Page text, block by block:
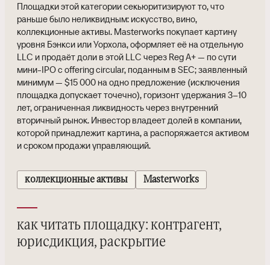
Площадки этой категории секьюритизируют то, что
раньше было неликвидным: искусство, вино,
коллекционные активы. Masterworks покупает картину
уровня Бэнкси или Уорхола, оформляет её на отдельную
LLC и продаёт доли в этой LLC через Reg A+ — по сути
мини-IPO с offering circular, поданным в SEC; заявленный
минимум — $15 000 на одно предложение (исключения
площадка допускает точечно), горизонт удержания 3–10
лет, ограниченная ликвидность через внутренний
вторичный рынок. Инвестор владеет долей в компании,
которой принадлежит картина, а распоряжается активом
и сроком продажи управляющий.
коллекционные активы Masterworks
как читать площадку: контрагент,
юрисдикция, раскрытие